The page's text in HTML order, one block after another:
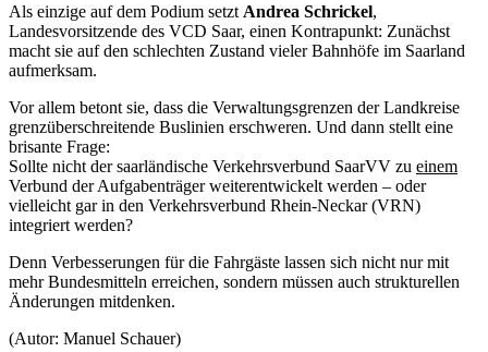
Als einzige auf dem Podium setzt Andrea Schrickel,
Landesvorsitzende des VCD Saar, einen Kontrapunkt: Zunächst
macht sie auf den schlechten Zustand vieler Bahnhöfe im Saarland
aufmerksam.
Vor allem betont sie, dass die Verwaltungsgrenzen der Landkreise
grenzüberschreitende Buslinien erschweren. Und dann stellt eine
brisante Frage:
Sollte nicht der saarländische Verkehrsverbund SaarVV zu einem
Verbund der Aufgabenträger weiterentwickelt werden – oder
vielleicht gar in den Verkehrsverbund Rhein-Neckar (VRN)
integriert werden?
Denn Verbesserungen für die Fahrgäste lassen sich nicht nur mit
mehr Bundesmitteln erreichen, sondern müssen auch strukturellen
Änderungen mitdenken.
(Autor: Manuel Schauer)